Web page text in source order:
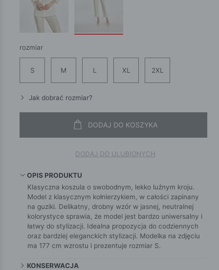
rozmiar
S M L XL 2XL
Jak dobrać rozmiar?
DODAJ DO KOSZYKA
DODAJ DO ULUBIONYCH
OPIS PRODUKTU
Klasyczna koszula o swobodnym, lekko luźnym kroju.
Model z klasycznym kołnierzykiem, w całości zapinany
na guziki. Delikatny, drobny wzór w jasnej, neutralnej
kolorystyce sprawia, że model jest bardzo uniwersalny i
łatwy do stylizacji. Idealna propozycja do codziennych
oraz bardziej eleganckich stylizacji. Modelka na zdjęciu
ma 177 cm wzrostu i prezentuje rozmiar S.
KONSERWACJA